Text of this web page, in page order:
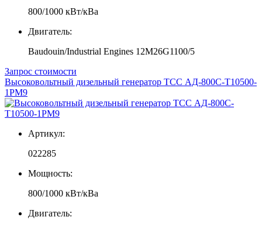
800/1000 кВт/кВа
Двигатель:
Baudouin/Industrial Engines 12M26G1100/5
Запрос стоимости
Высоковольтный дизельный генератор ТСС АД-800С-Т10500-
1РМ9
Артикул:
022285
Мощность:
800/1000 кВт/кВа
Двигатель: